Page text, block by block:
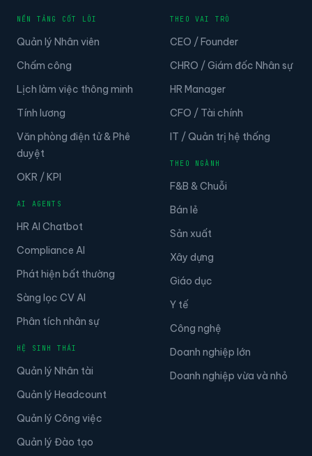
NỀN TẢNG CỐT LÕI
Quản lý Nhân viên
Chấm công
Lịch làm việc thông minh
Tính lương
Văn phòng điện tử & Phê
duyệt
OKR / KPI
AI AGENTS
HR AI Chatbot
Compliance AI
Phát hiện bất thường
Sàng lọc CV AI
Phân tích nhân sự
HỆ SINH THÁI
Quản lý Nhân tài
Quản lý Headcount
Quản lý Công việc
Quản lý Đào tạo
THEO VAI TRÒ
CEO / Founder
CHRO / Giám đốc Nhân sự
HR Manager
CFO / Tài chính
IT / Quản trị hệ thống
THEO NGÀNH
F&B & Chuỗi
Bán lẻ
Sản xuất
Xây dựng
Giáo dục
Y tế
Công nghệ
Doanh nghiệp lớn
Doanh nghiệp vừa và nhỏ